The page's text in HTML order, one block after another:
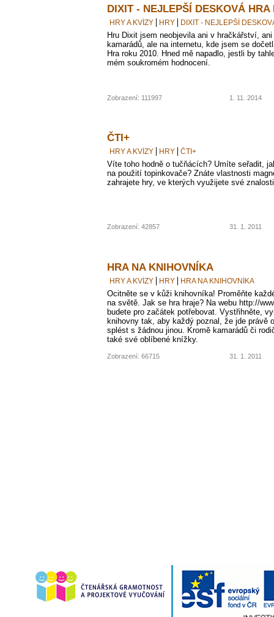
DIXIT - NEJLEPŠÍ DESKOVÁ HRA
HRY A KVÍZY HRY DIXIT - NEJLEPŠÍ
Hru Dixit jsem neobjevila ani v hračkářství,
kamarádů, ale na internetu, kde jsem se
Hra roku 2010. Hned mě napadlo, jestli by
mém soukromém hodnocení.
Zobrazení: 111997 1. 11. 2014
ČTI+
HRY A KVÍZY HRY ČTI+
Víte toho hodně o tučňácích? Umíte seřadit,
na použití topinkovače? Znáte vlastnosti
zahrajete hry, ve kterých využijete své
Zobrazení: 42857 31. 1. 2011
HRA NA KNIHOVNÍKA
HRY A KVÍZY HRY HRA NA KNIHOVNÍKA
Ocitněte se v kůži knihovníka! Proměňte
na světě. Jak se hra hraje? Na webu http://
budete pro začátek potřebovat. Vystřihněte,
knihovny tak, aby každý poznal, že jde právě
splést s žádnou jinou. Kromě kamarádů či
také své oblíbené knížky.
Zobrazení: 66715 31. 1. 2011